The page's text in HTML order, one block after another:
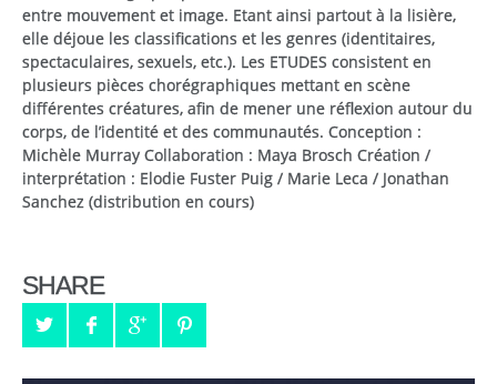
entre mouvement et image. Etant ainsi partout à la lisière,
elle déjoue les classifications et les genres (identitaires,
spectaculaires, sexuels, etc.). Les ETUDES consistent en
plusieurs pièces chorégraphiques mettant en scène
différentes créatures, afin de mener une réflexion autour du
corps, de l’identité et des communautés. Conception :
Michèle Murray Collaboration : Maya Brosch Création /
interprétation : Elodie Fuster Puig / Marie Leca / Jonathan
Sanchez (distribution en cours)
SHARE